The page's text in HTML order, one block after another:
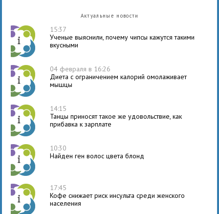
Актуальные новости
15:37
Ученые выяснили, почему чипсы кажутся такими
вкусными
04 февраля в 16:26
Диета с ограничением калорий омолаживает
мышцы
14:15
Танцы приносят такое же удовольствие, как
прибавка к зарплате
10:30
Найден ген волос цвета блонд
17:45
Кофе снижает риск инсульта среди женского
населения